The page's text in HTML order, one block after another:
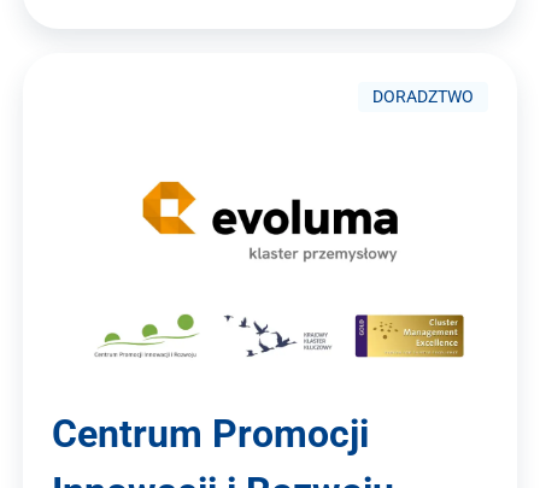
DORADZTWO
Centrum Promocji